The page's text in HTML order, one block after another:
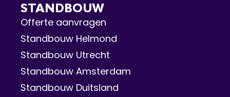
STANDBOUW
Offerte aanvragen
Standbouw Helmond
Standbouw Utrecht
Standbouw Amsterdam
Standbouw Duitsland